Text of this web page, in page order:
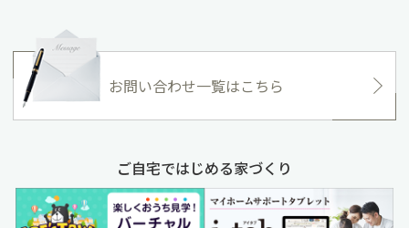
お問い合わせ一覧はこちら
ご自宅ではじめる家づくり